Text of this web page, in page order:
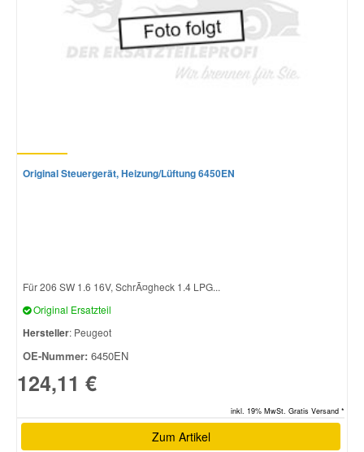
Original Steuergerät, Heizung/Lüftung 6450EN
Für 206 SW 1.6 16V, SchrÃ¤gheck 1.4 LPG...
Original Ersatzteil
Hersteller: Peugeot
OE-Nummer: 6450EN
124,11 €
inkl. 19% MwSt. Gratis Versand *
Zum Artikel